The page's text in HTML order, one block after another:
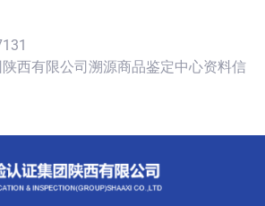
西有限公司溯源商品鉴定中心资料信